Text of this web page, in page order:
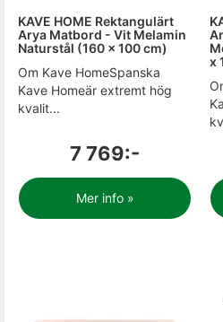
KAVE HOME Rektangulärt
Arya Matbord - Vit Melamin
Naturstål (160 x 100 cm)
Om Kave HomeSpanska
Kave Homeär extremt hög
kvalit...
7 769:-
Mer info »
x